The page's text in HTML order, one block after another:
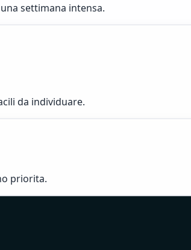
settimana intensa.
da individuare.
priorita.